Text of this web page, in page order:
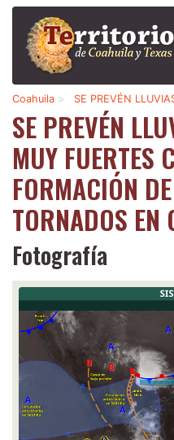
Coahuila > SE PREVÉN
SE PREVÉN
MUY FUERTES
FORMACIÓN
TORNADOS EN
Fotografía